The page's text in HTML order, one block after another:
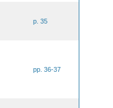
p. 35
pp. 36-37